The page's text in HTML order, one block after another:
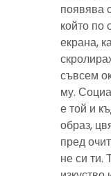
появява
който по
екрана,
съвсем
му.
е той и
образ,
пред
не си ти.